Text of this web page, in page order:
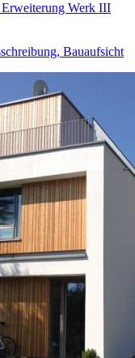
Werk III
Bauaufsicht